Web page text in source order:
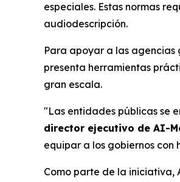
especiales. Estas normas
audiodescripción.
Para apoyar a las
presenta herramientas
gran escala.
"Las entidades públicas se
director ejecutivo de AI-
equipar a los gobiernos con
Como parte de la iniciativa,